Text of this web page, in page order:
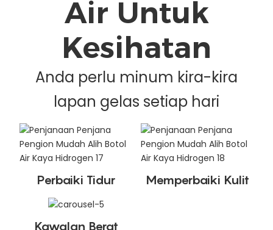
Air Untuk
Kesihatan
Anda perlu minum kira-kira
lapan gelas setiap hari
Perbaiki Tidur Memperbaiki Kulit
Kawalan Berat